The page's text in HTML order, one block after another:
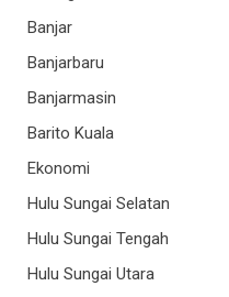
Banjar
Banjarbaru
Banjarmasin
Barito Kuala
Ekonomi
Hulu Sungai Selatan
Hulu Sungai Tengah
Hulu Sungai Utara